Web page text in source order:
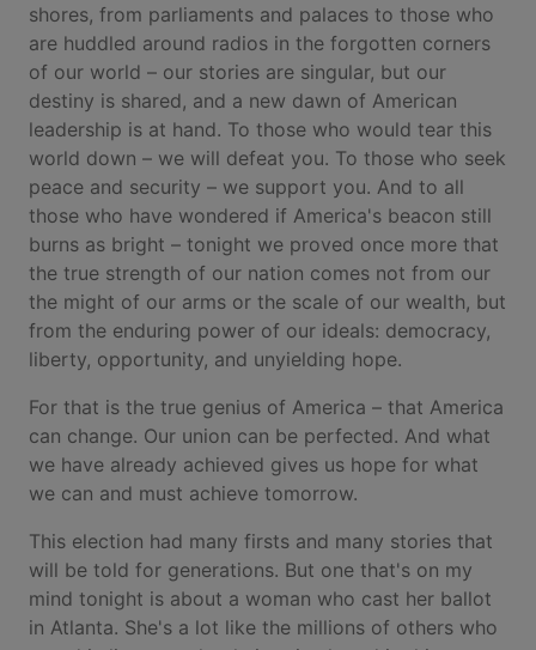
shores, from parliaments and palaces to those who
are huddled around radios in the forgotten corners
of our world – our stories are singular, but our
destiny is shared, and a new dawn of American
leadership is at hand. To those who would tear this
world down – we will defeat you. To those who seek
peace and security – we support you. And to all
those who have wondered if America's beacon still
burns as bright – tonight we proved once more that
the true strength of our nation comes not from our
the might of our arms or the scale of our wealth, but
from the enduring power of our ideals: democracy,
liberty, opportunity, and unyielding hope.
For that is the true genius of America – that America
can change. Our union can be perfected. And what
we have already achieved gives us hope for what
we can and must achieve tomorrow.
This election had many firsts and many stories that
will be told for generations. But one that's on my
mind tonight is about a woman who cast her ballot
in Atlanta. She's a lot like the millions of others who